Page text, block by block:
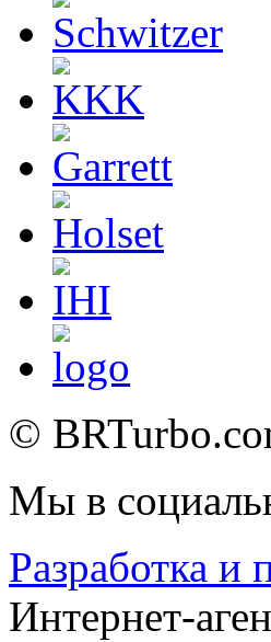
©
Мы в
Разработка и
Интернет-